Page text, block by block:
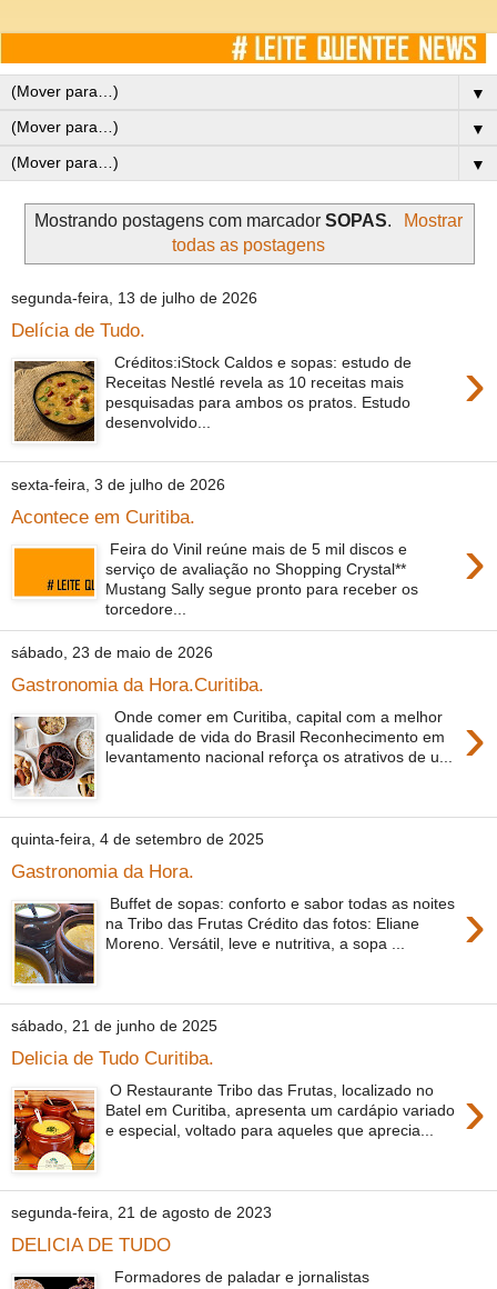
▼
▼
▼
Mostrando postagens com marcadorSOPAS.
Mostrar
todas as postagens
segunda-feira, 13 de julho de 2026
Delícia de Tudo.
›
Créditos:iStock Caldos e sopas: estudo de
Receitas Nestlé revela as 10 receitas mais
pesquisadas para ambos os pratos. Estudo
desenvolvido...
sexta-feira, 3 de julho de 2026
Acontece em Curitiba.
›
Feira do Vinil reúne mais de 5 mil discos e
serviço de avaliação no Shopping Crystal**
Mustang Sally segue pronto para receber os
torcedore...
sábado, 23 de maio de 2026
Gastronomia da Hora.Curitiba.
›
Onde comer em Curitiba, capital com a melhor
qualidade de vida do Brasil Reconhecimento em
levantamento nacional reforça os atrativos de u...
quinta-feira, 4 de setembro de 2025
Gastronomia da Hora.
›
Buffet de sopas: conforto e sabor todas as noites
na Tribo das Frutas Crédito das fotos: Eliane
Moreno. Versátil, leve e nutritiva, a sopa ...
sábado, 21 de junho de 2025
Delicia de Tudo Curitiba.
›
O Restaurante Tribo das Frutas, localizado no
Batel em Curitiba, apresenta um cardápio variado
e especial, voltado para aqueles que aprecia...
segunda-feira, 21 de agosto de 2023
DELICIA DE TUDO
Formadores de paladar e jornalistas